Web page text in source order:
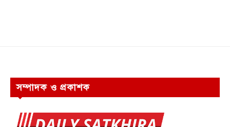
সম্পাদক ও প্রকাশক